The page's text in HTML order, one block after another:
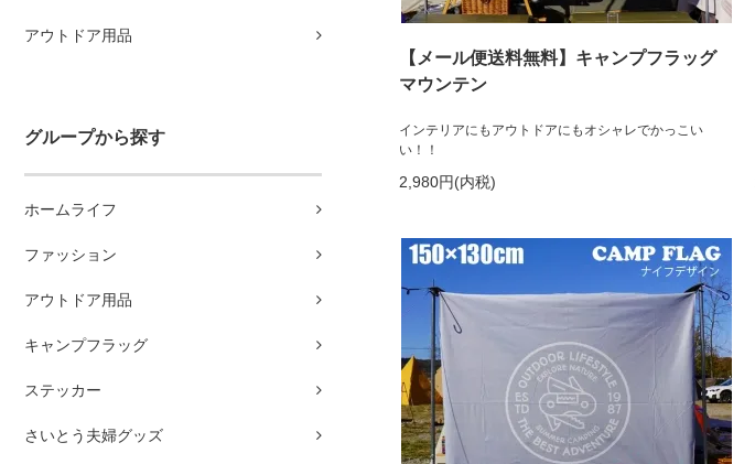
アウトドア用品
グループから探す
ホームライフ
ファッション
アウトドア用品
キャンプフラッグ
ステッカー
さいとう夫婦グッズ
【メール便送料無料】キャンプフラッグ
マウンテン
インテリアにもアウトドアにもオシャレでかっこい
い！！
2,980円(内税)